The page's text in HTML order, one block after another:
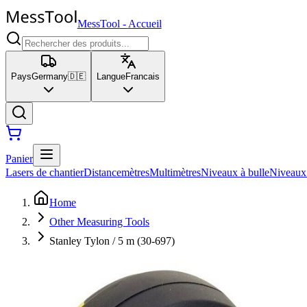
MessTool - Accueil
PaysGermany🇩🇪 LangueFrancais
Panier
Lasers de chantierDistancemètresMultimètresNiveaux à bulle
Home
Other Measuring Tools
Stanley Tylon / 5 m (30-697)